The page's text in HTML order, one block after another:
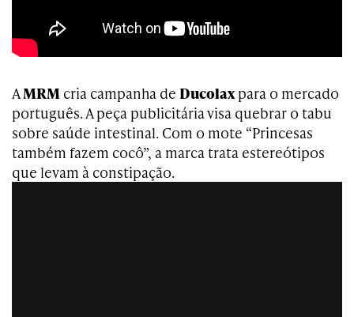
AMRM cria campanha de Ducolaxpara o mercado
português. A peça publicitária visa quebrar o tabu
sobre saúde intestinal. Com o mote “Princesas
também fazem cocô”, a marca trata estereótipos
que levam à constipação.